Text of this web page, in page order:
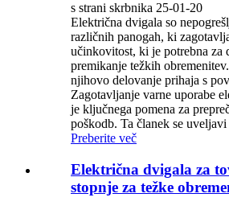
s strani skrbnika 25-01-20
Električna dvigala so
različnih panogah, ki
učinkovitost, ki je potrebna za
premikanje težkih
njihovo delovanje prihaja s
Zagotavljanje varne uporabe
je ključnega pomena za
poškodb. Ta članek se uveljavi
Preberite več
Električna dvigala za
stopnje za težke